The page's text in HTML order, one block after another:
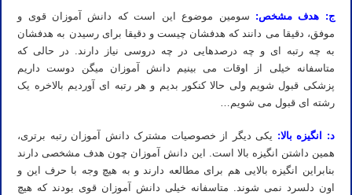
ج: هدف مشخص: سومین موضوع این است که دانش آموزان قوی و
موفق، دقیقا می دانند که هدفشان چیست و دقیقا برای رسیدن به هدفشان
به چه رتبه ای و چه درصدهایی در چه دروسی نیاز دارند. در حالی که
متاسفانه خیلی از اوقات می بینیم دانش آموزان میگن دوست داریم
پزشکی قبول شویم ولی حالا کنکور بدیم و هر رتبه ای آوردیم بالاخره یک
رشته ای قبول می شویم…
د: انگیزه بالا: یکی دیگر از خصوصیات مشترک دانش آموزان رتبه برتری،
همین داشتن انگیزه بالا است. این دانش آموزان چون هدف مشخصی دارند
بنابراین انگیزه بالایی هم برای مطالعه دارند و به هیچ وجه با حرف این و
اون دلسرد نمی شوند. متاسفانه خیلی دانش آموزان قوی بودند که هیچ